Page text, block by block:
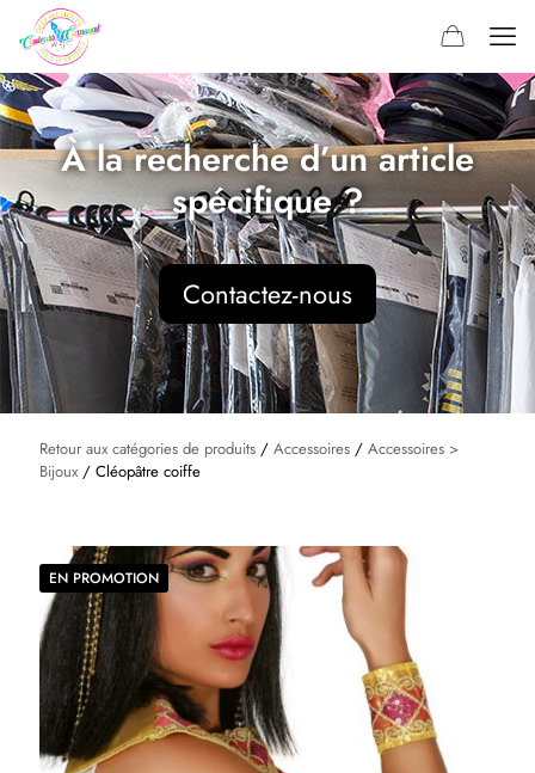
À la recherche d’un article
spécifique ?
Contactez-nous
Retour aux catégories de produits / Accessoires / Accessoires >
Bijoux / Cléopâtre coiffe
EN PROMOTION